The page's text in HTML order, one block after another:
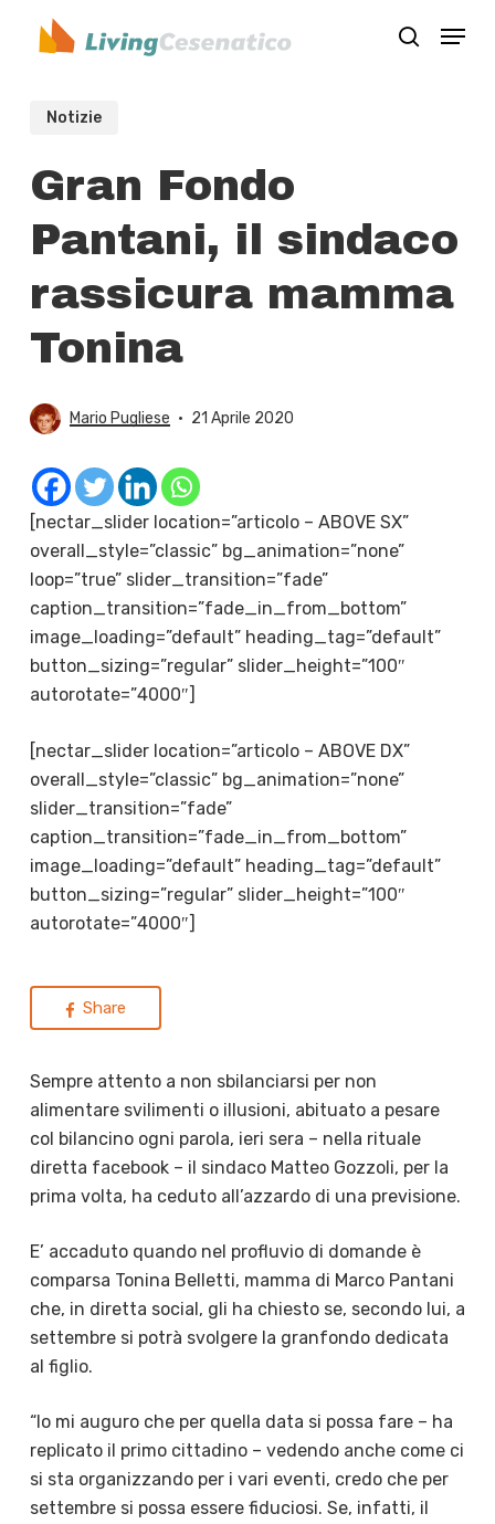
search
Menu
Notizie
Gran Fondo
Pantani, il sindaco
rassicura mamma
Tonina
Mario Pugliese 21 Aprile 2020
[nectar_slider location=”articolo – ABOVE SX”
overall_style=”classic” bg_animation=”none”
loop=”true” slider_transition=”fade”
caption_transition=”fade_in_from_bottom”
image_loading=”default” heading_tag=”default”
button_sizing=”regular” slider_height=”100″
autorotate=”4000″]
[nectar_slider location=”articolo – ABOVE DX”
overall_style=”classic” bg_animation=”none”
slider_transition=”fade”
caption_transition=”fade_in_from_bottom”
image_loading=”default” heading_tag=”default”
button_sizing=”regular” slider_height=”100″
autorotate=”4000″]
Share
Sempre attento a non sbilanciarsi per non
alimentare svilimenti o illusioni, abituato a pesare
col bilancino ogni parola, ieri sera – nella rituale
diretta facebook – il sindaco Matteo Gozzoli, per la
prima volta, ha ceduto all’azzardo di una previsione.
E’ accaduto quando nel profluvio di domande è
comparsa Tonina Belletti, mamma di Marco Pantani
che, in diretta social, gli ha chiesto se, secondo lui, a
settembre si potrà svolgere la granfondo dedicata
al figlio.
“Io mi auguro che per quella data si possa fare – ha
replicato il primo cittadino – vedendo anche come ci
si sta organizzando per i vari eventi, credo che per
settembre si possa essere fiduciosi. Se, infatti, il